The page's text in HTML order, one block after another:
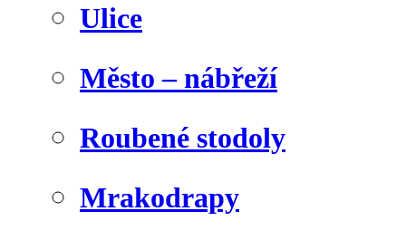
Ulice
Město – nábřeží
Roubené stodoly
Mrakodrapy